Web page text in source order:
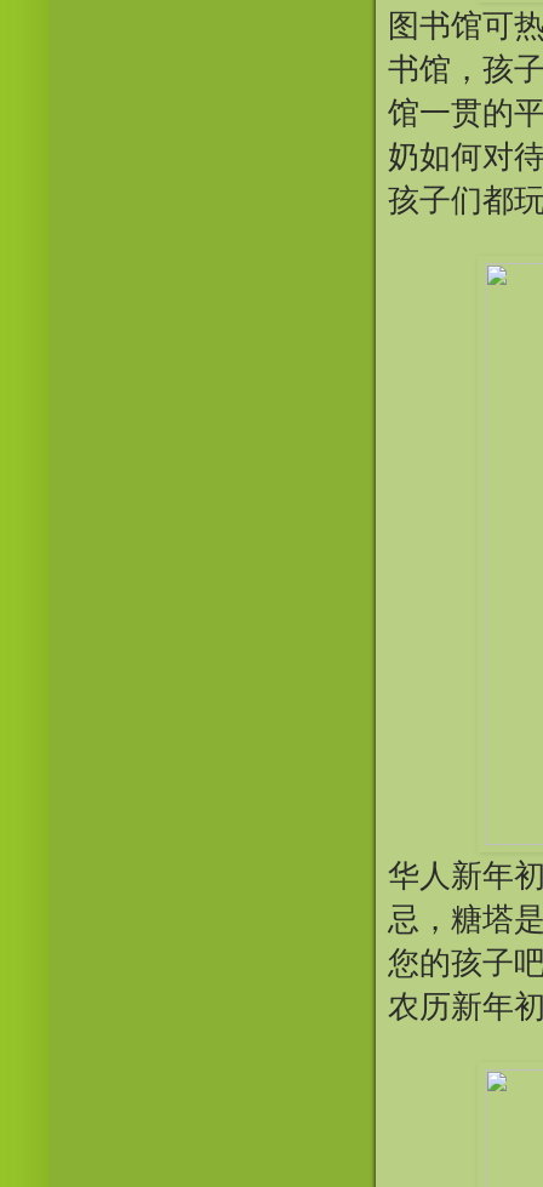
图书馆可
书馆，孩
馆一贯的
奶如何对
孩子们都
华人新年
忌，糖塔
您的孩子
农历新年